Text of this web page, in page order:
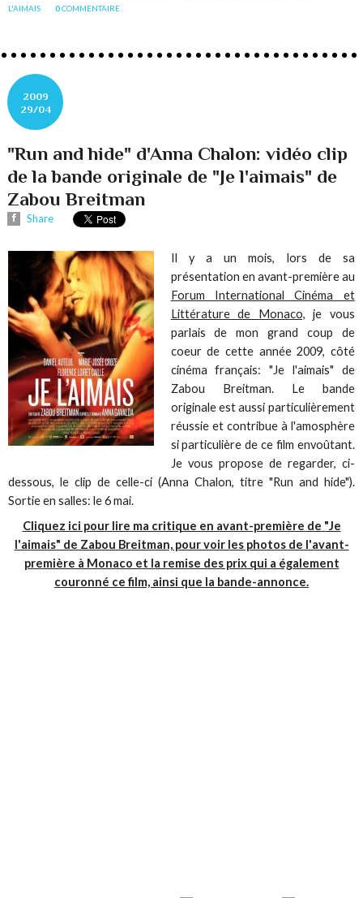
L'AIMAIS
0COMMENTAIRE
2009
29/04
"Run and hide" d'Anna Chalon: vidéo clip
de la bande originale de "Je l'aimais" de
Zabou Breitman
Share
Il y a un mois, lors de sa
présentation en avant-première au
Forum International Cinéma et
Littérature de Monaco, je vous
parlais de mon grand coup de
coeur de cette année 2009, côté
cinéma français: "Je l'aimais" de
Zabou Breitman. Le bande
originale est aussi particulièrement
réussie et contribue à l'amosphère
si particulière de ce film envoûtant.
Je vous propose de regarder, ci-
dessous, le clip de celle-ci (Anna Chalon, titre "Run and hide").
Sortie en salles: le 6 mai.
Cliquez ici pour lire ma critique en avant-première de "Je
l'aimais" de Zabou Breitman, pour voir les photos de l'avant-
première à Monaco et la remise des prix qui a également
couronné ce film, ainsi que la bande-annonce.